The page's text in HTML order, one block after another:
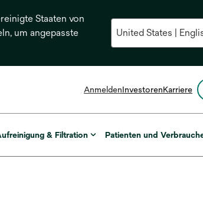
Staaten von
um angepasste
AnmeldenInvestorenKarriere
& Filtration Patienten und